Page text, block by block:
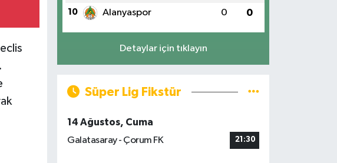
10 Alanyaspor 0 0
Detaylar için tıklayın
Süper Lig Fikstür
14 Ağustos, Cuma
Galatasaray - Çorum FK
21:30